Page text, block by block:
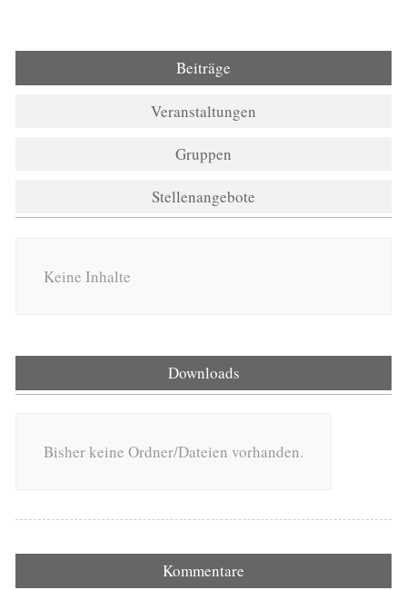
Beiträge
Veranstaltungen
Gruppen
Stellenangebote
Keine Inhalte
Downloads
Bisher keine Ordner/Dateien vorhanden.
Kommentare